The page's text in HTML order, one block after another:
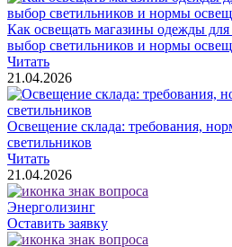
Как освещать магазины одежды
выбор светильников и нормы
Читать
21.04.2026
Освещение склада: требования,
светильников
Читать
21.04.2026
Энерголизинг
Оставить заявку